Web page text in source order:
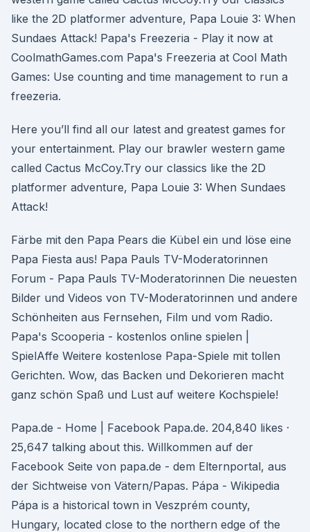
like the 2D platformer adventure, Papa Louie 3: When
Sundaes Attack! Papa's Freezeria - Play it now at
CoolmathGames.com Papa's Freezeria at Cool Math
Games: Use counting and time management to run a
freezeria.
Here you’ll find all our latest and greatest games for
your entertainment. Play our brawler western game
called Cactus McCoy.Try our classics like the 2D
platformer adventure, Papa Louie 3: When Sundaes
Attack!
Färbe mit den Papa Pears die Kübel ein und löse eine
Papa Fiesta aus! Papa Pauls TV-Moderatorinnen
Forum - Papa Pauls TV-Moderatorinnen Die neuesten
Bilder und Videos von TV-Moderatorinnen und andere
Schönheiten aus Fernsehen, Film und vom Radio.
Papa's Scooperia - kostenlos online spielen |
SpielAffe Weitere kostenlose Papa-Spiele mit tollen
Gerichten. Wow, das Backen und Dekorieren macht
ganz schön Spaß und Lust auf weitere Kochspiele!
Papa.de - Home | Facebook Papa.de. 204,840 likes ·
25,647 talking about this. Willkommen auf der
Facebook Seite von papa.de - dem Elternportal, aus
der Sichtweise von Vätern/Papas. Pápa - Wikipedia
Pápa is a historical town in Veszprém county,
Hungary, located close to the northern edge of the